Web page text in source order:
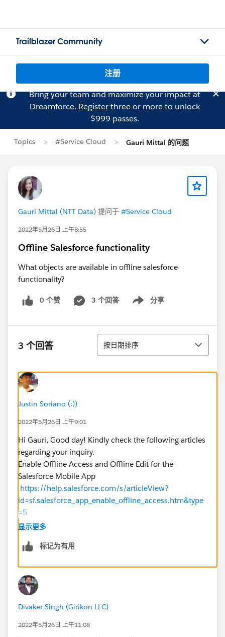
Trailblazer Community
注册
Bring your team and maximize your impact at
Dreamforce. Registerthree or more to unlock
$999 passes.
Topics #Service Cloud Gauri Mittal 的问题
Gauri Mittal (NTT Data) 提问于 #Service Cloud
2022年5月26日 上午8:55
Offline Salesforce functionality
What objects are available in offline salesforce
functionality?
0 个赞 3 个回答 分享
Show menu
3 个回答 排序
按日期排序
Justin Soriano (:))
2022年5月26日 上午9:01
Hi Gauri, Good day! Kindly check the following articles
regarding your inquiry.
Enable Offline Access and Offline Edit for the
Salesforce Mobile App
https://help.salesforce.com/s/articleView?
id=sf.salesforce_app_enable_offline_access.htm&type
=5
Offline Access: What’s Different or Not Available in the
https://help.salesforce.com/s/articleView?
显示更多
标记为有用
Divaker Singh (Girikon LLC)
2022年5月26日 上午11:08